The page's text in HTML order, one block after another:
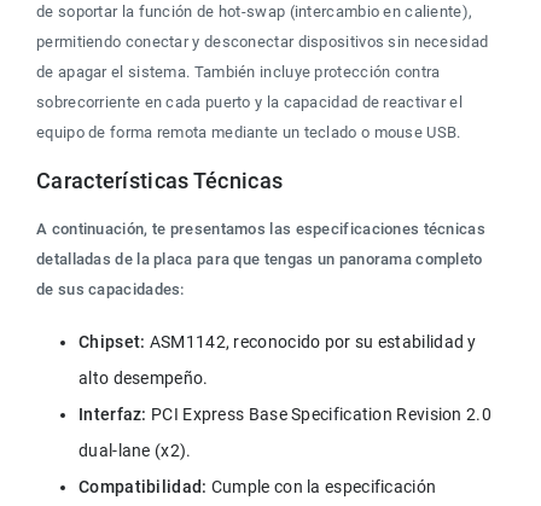
de soportar la función de hot-swap (intercambio en caliente),
permitiendo conectar y desconectar dispositivos sin necesidad
de apagar el sistema. También incluye protección contra
sobrecorriente en cada puerto y la capacidad de reactivar el
equipo de forma remota mediante un teclado o mouse USB.
Características Técnicas
A continuación, te presentamos las especificaciones técnicas
detalladas de la placa para que tengas un panorama completo
de sus capacidades:
Chipset: ASM1142, reconocido por su estabilidad y
alto desempeño.
Interfaz: PCI Express Base Specification Revision 2.0
dual-lane (x2).
Compatibilidad: Cumple con la especificación